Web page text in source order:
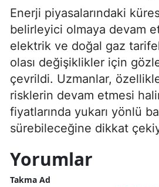
Enerji piyasalarındaki
belirleyici olmaya devam
elektrik ve doğal gaz
olası değişiklikler için
çevrildi. Uzmanlar,
risklerin devam etmesi
fiyatlarında yukarı yönlü
sürebileceğine dikkat
Yorumlar
Takma Ad